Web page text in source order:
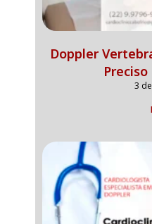
Doppler
Preciso
3